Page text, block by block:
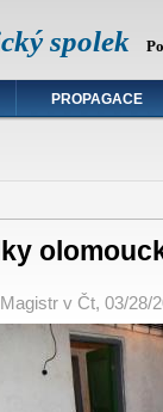
spolek
PROPAGACE
Magistrv Čt, 03/28/